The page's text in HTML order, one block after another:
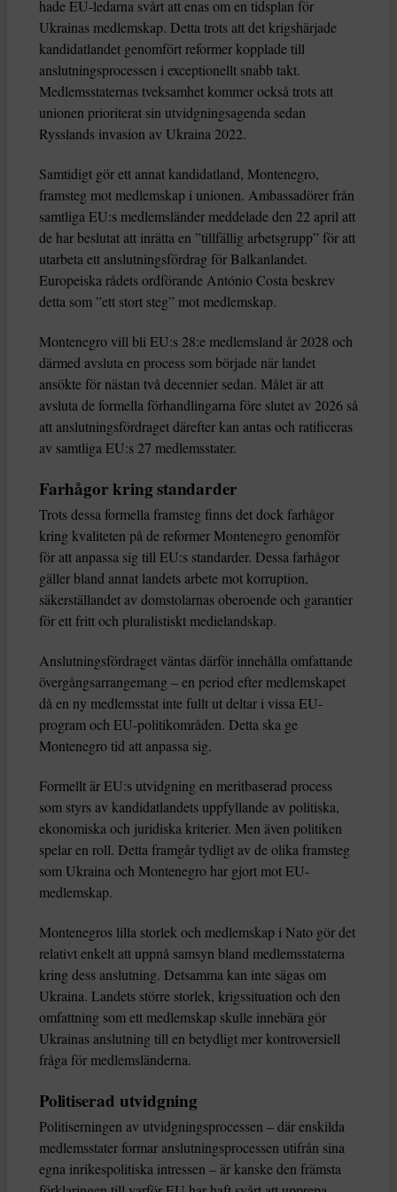
hade EU-ledarna svårt att enas om en tidsplan för
Ukrainas medlemskap. Detta trots att det krigshärjade
kandidatlandet genomfört reformer kopplade till
anslutningsprocessen i exceptionellt snabb takt.
Medlemsstaternas tveksamhet kommer också trots att
unionen prioriterat sin utvidgningsagenda sedan
Rysslands invasion av Ukraina 2022.
Samtidigt gör ett annat kandidatland, Montenegro,
framsteg mot medlemskap i unionen. Ambassadörer från
samtliga EU:s medlemsländer meddelade den 22 april att
de har beslutat att inrätta en ”tillfällig arbetsgrupp” för att
utarbeta ett anslutningsfördrag för Balkanlandet.
Europeiska rådets ordförande António Costa beskrev
detta som ”ett stort steg” mot medlemskap.
Montenegro vill bli EU:s 28:e medlemsland år 2028 och
därmed avsluta en process som började när landet
ansökte för nästan två decennier sedan. Målet är att
avsluta de formella förhandlingarna före slutet av 2026 så
att anslutningsfördraget därefter kan antas och ratificeras
av samtliga EU:s 27 medlemsstater.
Farhågor kring standarder
Trots dessa formella framsteg finns det dock farhågor
kring kvaliteten på de reformer Montenegro genomför
för att anpassa sig till EU:s standarder. Dessa farhågor
gäller bland annat landets arbete mot korruption,
säkerställandet av domstolarnas oberoende och garantier
för ett fritt och pluralistiskt medielandskap.
Anslutningsfördraget väntas därför innehålla omfattande
övergångsarrangemang – en period efter medlemskapet
då en ny medlemsstat inte fullt ut deltar i vissa EU-
program och EU-politikområden. Detta ska ge
Montenegro tid att anpassa sig.
Formellt är EU:s utvidgning en meritbaserad process
som styrs av kandidatlandets uppfyllande av politiska,
ekonomiska och juridiska kriterier. Men även politiken
spelar en roll. Detta framgår tydligt av de olika framsteg
som Ukraina och Montenegro har gjort mot EU-
medlemskap.
Montenegros lilla storlek och medlemskap i Nato gör det
relativt enkelt att uppnå samsyn bland medlemsstaterna
kring dess anslutning. Detsamma kan inte sägas om
Ukraina. Landets större storlek, krigssituation och den
omfattning som ett medlemskap skulle innebära gör
Ukrainas anslutning till en betydligt mer kontroversiell
fråga för medlemsländerna.
Politiserad utvidgning
Politiserningen av utvidgningsprocessen – där enskilda
medlemsstater formar anslutningsprocessen utifrån sina
egna inrikespolitiska intressen – är kanske den främsta